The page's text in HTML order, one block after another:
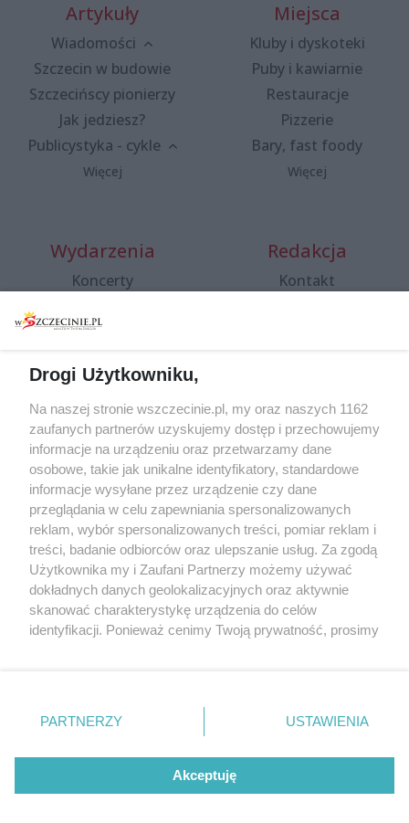
Artykuły
Wiadomości
Szczecin w budowie
Szczecińscy pionierzy
Jak jedziesz?
Publicystyka - cykle
Więcej
Miejsca
Kluby i dyskoteki
Puby i kawiarnie
Restauracje
Pizzerie
Bary, fast foody
Więcej
Wydarzenia
Koncerty
Spacery i oprowadzania
targi
Wernisaże
Więcej
Redakcja
Kontakt
Specjalny koncert z okazji
20. urodzin portalu
wSzczecinie.pl
Regulamin konkursów
śniadaniówka "Hej
Szczecin! Jest piątek!"
Partnerzy
Praca Szczecin
© 2026 wSzczecinie.pl
Created by GOD
Drogi Użytkowniku,
Na naszej stronie wszczecinie.pl, my oraz naszych 1162
zaufanych partnerów uzyskujemy dostęp i przechowujemy
informacje na urządzeniu oraz przetwarzamy dane
osobowe, takie jak unikalne identyfikatory, standardowe
informacje wysyłane przez urządzenie czy dane
przeglądania w celu zapewniania spersonalizowanych
reklam, wybór spersonalizowanych treści, pomiar reklam i
treści, badanie odbiorców oraz ulepszanie usług. Za zgodą
Użytkownika my i Zaufani Partnerzy możemy używać
dokładnych danych geolokalizacyjnych oraz aktywnie
skanować charakterystykę urządzenia do celów
identyfikacji. Ponieważ cenimy Twoją prywatność, prosimy
prywatności znajdujący się w lewym dolnym rogu strony
. Niektóre rodzaje przetwarzania danych nie wymagają
takiemu przetwarzaniu. Preferencje będą miały
zastosowania tylko na tej witrynie.
PARTNERZY USTAWIENIA
Akceptuję